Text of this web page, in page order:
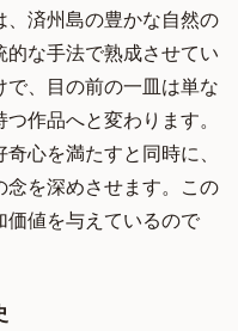
済州島の豊かな自然の
な手法で熟成させてい
、目の前の一皿は単な
作品へと変わります。
心を満たすと同時に、
を深めさせます。この
値を与えているので